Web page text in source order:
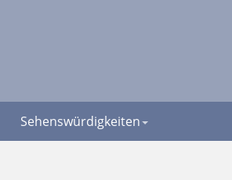
Sehenswürdigkeiten